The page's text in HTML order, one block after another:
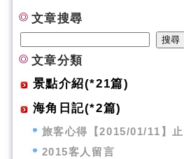
文章搜尋
文章分類
景點介紹(*21篇)
海角日記(*2篇)
旅客心得【2015/01/11】止
2015客人留言